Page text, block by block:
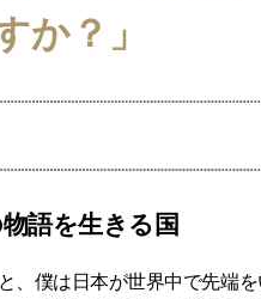
か？」
語を生きる国
、僕は日本が世界中で先端